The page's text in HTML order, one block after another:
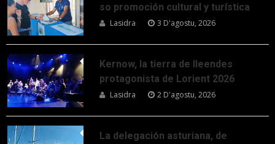
so promoción cultural y turística
Lasidra 3 D'agostu, 2026
Kernow, la tierra de lleendes
protagonista de Lorient 2026
Lasidra 2 D'agostu, 2026
La delegación asturiana, de